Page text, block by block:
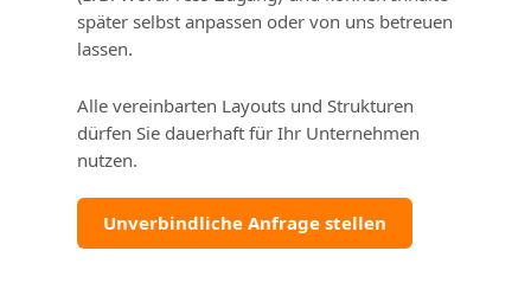
später selbst anpassen oder von uns betreuen
lassen.
Alle vereinbarten Layouts und Strukturen
dürfen Sie dauerhaft für Ihr Unternehmen
nutzen.
Unverbindliche Anfrage stellen